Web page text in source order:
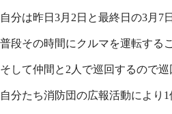
自分は昨日3月2日と最終日の3月7
普段その時間にクルマを運転する
そして仲間と2人で巡回するので
自分たち消防団の広報活動により